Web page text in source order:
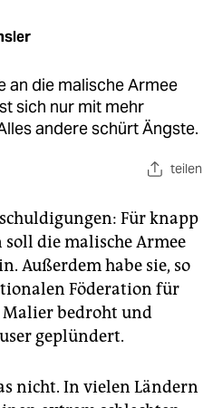
an die malische Armee
sich nur mit mehr
andere schürt Ängste.
teilen
Für knapp
die malische Armee
Außerdem habe sie, so
Föderation für
Malier bedroht und
geplündert.
nicht. In vielen Ländern